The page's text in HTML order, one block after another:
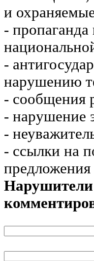
и
- пропаганда
-
нарушению
- сообщения
- нарушение
-
- ссылки на
предложения